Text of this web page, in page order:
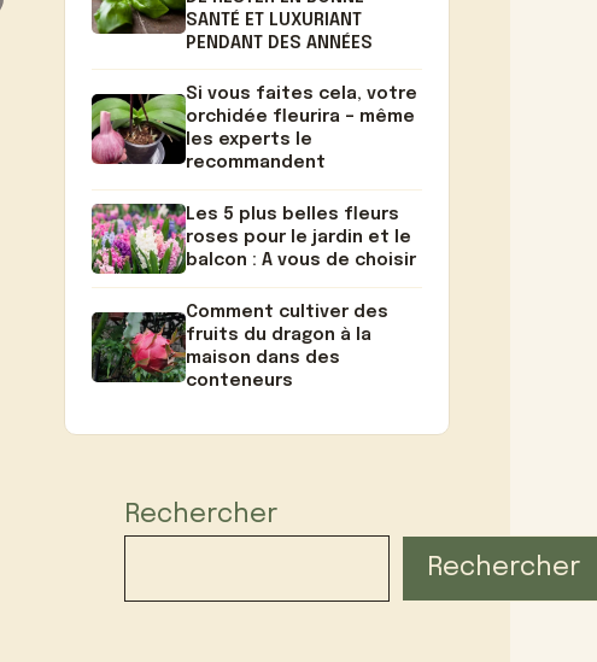
SANTÉ ET LUXURIANT
PENDANT DES ANNÉES
Si vous faites cela, votre
orchidée fleurira – même
les experts le
recommandent
Les 5 plus belles fleurs
roses pour le jardin et le
balcon : A vous de choisir
Comment cultiver des
fruits du dragon à la
maison dans des
conteneurs
Rechercher
Rechercher